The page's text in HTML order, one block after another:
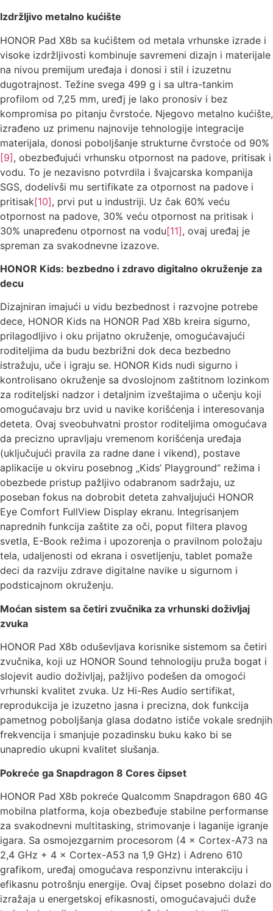
Izdržljivo metalno kućište
HONOR Pad X8b sa kućištem od metala vrhunske izrade i
visoke izdržljivosti kombinuje savremeni dizajn i materijale
na nivou premijum uređaja i donosi i stil i izuzetnu
dugotrajnost. Težine svega 499 g i sa ultra-tankim
profilom od 7,25 mm, uređj je lako pronosiv i bez
kompromisa po pitanju čvrstoće. Njegovo metalno kućište,
izrađeno uz primenu najnovije tehnologije integracije
materijala, donosi poboljšanje strukturne čvrstoće od 90%
[9], obezbeđujući vrhunsku otpornost na padove, pritisak i
vodu. To je nezavisno potvrdila i švajcarska kompanija
SGS, dodelivši mu sertifikate za otpornost na padove i
pritisak[10], prvi put u industriji. Uz čak 60% veću
otpornost na padove, 30% veću otpornost na pritisak i
30% unapređenu otpornost na vodu[11], ovaj uređaj je
spreman za svakodnevne izazove.
HONOR Kids: bezbedno i zdravo digitalno okruženje za
decu
Dizajniran imajući u vidu bezbednost i razvojne potrebe
dece, HONOR Kids na HONOR Pad X8b kreira sigurno,
prilagodljivo i oku prijatno okruženje, omogućavajući
roditeljima da budu bezbrižni dok deca bezbedno
istražuju, uče i igraju se. HONOR Kids nudi sigurno i
kontrolisano okruženje sa dvoslojnom zaštitnom lozinkom
za roditeljski nadzor i detaljnim izveštajima o učenju koji
omogućavaju brz uvid u navike korišćenja i interesovanja
deteta. Ovaj sveobuhvatni prostor roditeljima omogućava
da precizno upravljaju vremenom korišćenja uređaja
(uključujući pravila za radne dane i vikend), postave
aplikacije u okviru posebnog „Kids’ Playground“ režima i
obezbede pristup pažljivo odabranom sadržaju, uz
poseban fokus na dobrobit deteta zahvaljujući HONOR
Eye Comfort FullView Display ekranu. Integrisanjem
naprednih funkcija zaštite za oči, poput filtera plavog
svetla, E-Book režima i upozorenja o pravilnom položaju
tela, udaljenosti od ekrana i osvetljenju, tablet pomaže
deci da razviju zdrave digitalne navike u sigurnom i
podsticajnom okruženju.
Moćan sistem sa četiri zvučnika za vrhunski doživljaj
zvuka
HONOR Pad X8b oduševljava korisnike sistemom sa četiri
zvučnika, koji uz HONOR Sound tehnologiju pruža bogat i
slojevit audio doživljaj, pažljivo podešen da omogoći
vrhunski kvalitet zvuka. Uz Hi-Res Audio sertifikat,
reprodukcija je izuzetno jasna i precizna, dok funkcija
pametnog poboljšanja glasa dodatno ističe vokale srednjih
frekvencija i smanjuje pozadinsku buku kako bi se
unapredio ukupni kvalitet slušanja.
Pokreće ga Snapdragon 8 Cores čipset
HONOR Pad X8b pokreće Qualcomm Snapdragon 680 4G
mobilna platforma, koja obezbeđuje stabilne performanse
za svakodnevni multitasking, strimovanje i laganije igranje
igara. Sa osmojezgarnim procesorom (4 × Cortex-A73 na
2,4 GHz + 4 × Cortex-A53 na 1,9 GHz) i Adreno 610
grafikom, uređaj omogućava responzivnu interakciju i
efikasnu potrošnju energije. Ovaj čipset posebno dolazi do
izražaja u energetskoj efikasnosti, omogućavajući duže